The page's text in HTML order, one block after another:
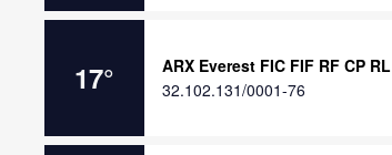
17°
ARX Everest FIC FIF RF CP RL
32.102.131/0001-76